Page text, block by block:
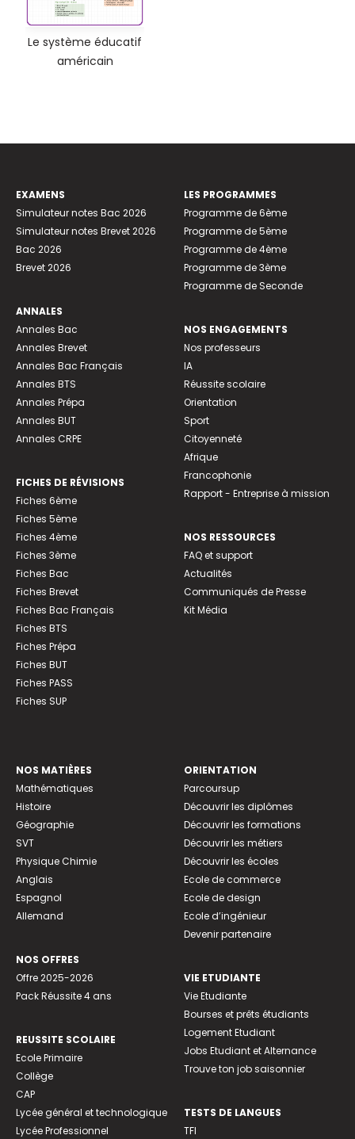
Le système éducatif
américain
EXAMENS
Simulateur notes Bac 2026
Simulateur notes Brevet 2026
Bac 2026
Brevet 2026
ANNALES
Annales Bac
Annales Brevet
Annales Bac Français
Annales BTS
Annales Prépa
Annales BUT
Annales CRPE
FICHES DE RÉVISIONS
Fiches 6ème
Fiches 5ème
Fiches 4ème
Fiches 3ème
Fiches Bac
Fiches Brevet
Fiches Bac Français
Fiches BTS
Fiches Prépa
Fiches BUT
Fiches PASS
Fiches SUP
LES PROGRAMMES
Programme de 6ème
Programme de 5ème
Programme de 4ème
Programme de 3ème
Programme de Seconde
NOS ENGAGEMENTS
Nos professeurs
IA
Réussite scolaire
Orientation
Sport
Citoyenneté
Afrique
Francophonie
Rapport - Entreprise à mission
NOS RESSOURCES
FAQ et support
Actualités
Communiqués de Presse
Kit Média
NOS MATIÈRES
Mathématiques
Histoire
Géographie
SVT
Physique Chimie
Anglais
Espagnol
Allemand
NOS OFFRES
Offre 2025-2026
Pack Réussite 4 ans
REUSSITE SCOLAIRE
Ecole Primaire
Collège
CAP
Lycée général et technologique
Lycée Professionnel
ORIENTATION
Parcoursup
Découvrir les diplômes
Découvrir les formations
Découvrir les métiers
Découvrir les écoles
Ecole de commerce
Ecole de design
Ecole d’ingénieur
Devenir partenaire
VIE ETUDIANTE
Vie Etudiante
Bourses et prêts étudiants
Logement Etudiant
Jobs Etudiant et Alternance
Trouve ton job saisonnier
TESTS DE LANGUES
TFI